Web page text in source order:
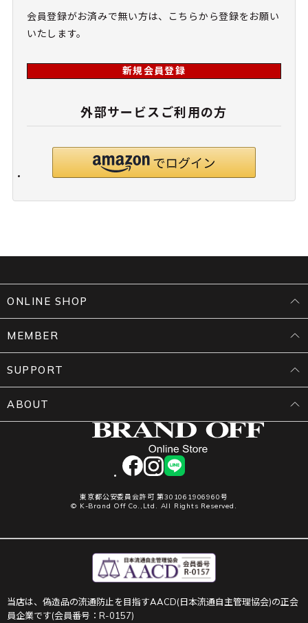
会員登録がお済みで無い方は、こちらから登録をお願い
いたします。
新規会員登録
外部サービスご利用の方
facebookinstagram
LINE
東京都公安委員会許可 第301061906960号
© K-Brand Off Co.,Ltd. All Rights Reserved.
ONLINE SHOP
MEMBER
SUPPORT
ABOUT
当店は、偽造品の流通防止を目指すAACD(日本流通自主管理協会)の正会
員企業です(会員番号：R-0157)